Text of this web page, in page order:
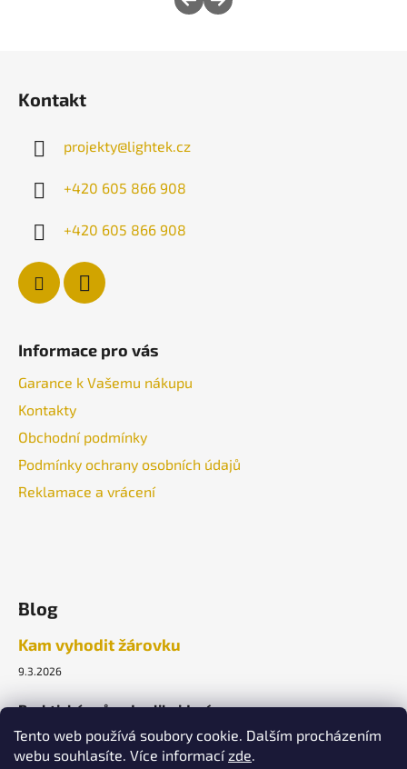
Tento web používá soubory cookie. Dalším procházením
webu souhlasíte. Více informacízde.
Kontakt
projekty@lightek.cz
+420 605 866 908
+420 605 866 908
Informace pro vás
Garance k Vašemu nákupu
Kontakty
Obchodní podmínky
Podmínky ochrany osobních údajů
Reklamace a vrácení
Blog
Kam vyhodit žárovku
9.3.2026
Praktický průvodce likvidací.
ARCHIV